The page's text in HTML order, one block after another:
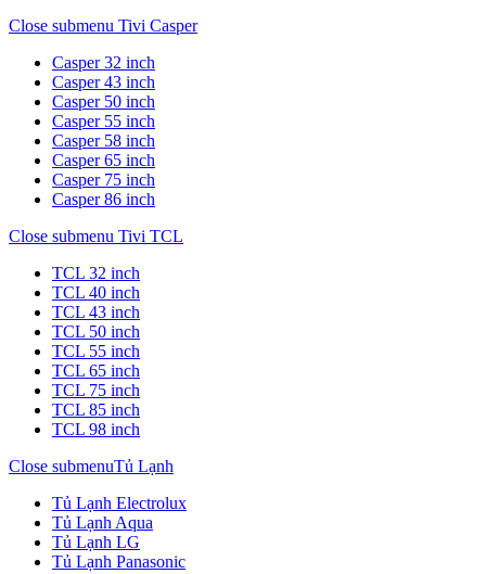
Close submenu Tivi Casper
Casper 32 inch
Casper 43 inch
Casper 50 inch
Casper 55 inch
Casper 58 inch
Casper 65 inch
Casper 75 inch
Casper 86 inch
Close submenu Tivi TCL
TCL 32 inch
TCL 40 inch
TCL 43 inch
TCL 50 inch
TCL 55 inch
TCL 65 inch
TCL 75 inch
TCL 85 inch
TCL 98 inch
Close submenuTủ Lạnh
Tủ Lạnh Electrolux
Tủ Lạnh Aqua
Tủ Lạnh LG
Tủ Lạnh Panasonic